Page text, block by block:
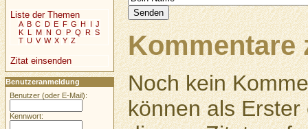
Kommentare
Noch kein
können als
Liste der Themen
A B C D E F G H I J
K L M N O P Q R S
T U V W X Y Z
Zitat einsenden
Benutzeranmeldung
Benutzer (oder E-Mail):
Kennwort: